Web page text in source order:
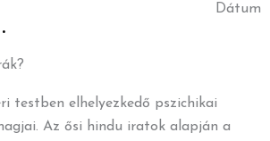
Dátum
testben elhelyezkedő pszichikai
Az ősi hindu iratok alapján a